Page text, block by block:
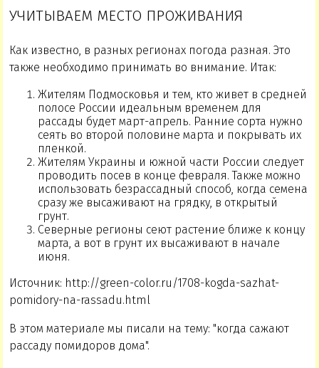
УЧИТЫВАЕМ МЕСТО ПРОЖИВАНИЯ
Как известно, в разных регионах погода разная. Это
также необходимо принимать во внимание. Итак:
Жителям Подмосковья и тем, кто живет в средней
полосе России идеальным временем для
рассады будет март-апрель. Ранние сорта нужно
сеять во второй половине марта и покрывать их
пленкой.
Жителям Украины и южной части России следует
проводить посев в конце февраля. Также можно
использовать безрассадный способ, когда семена
сразу же высаживают на грядку, в открытый
грунт.
Северные регионы сеют растение ближе к концу
марта, а вот в грунт их высаживают в начале
июня.
Источник: http://green-color.ru/1708-kogda-sazhat-
pomidory-na-rassadu.html
В этом материале мы писали на тему: "когда сажают
рассаду помидоров дома".